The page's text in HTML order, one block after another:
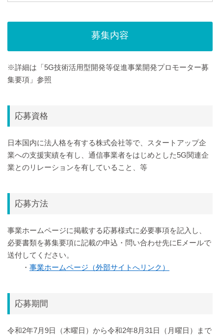
募集内容
※詳細は「5G技術活用型開発等促進事業開発プロモーター募
集要項」参照
応募資格
日本国内に法人格を有する株式会社等で、スタートアップ企
業への支援実績を有し、通信事業者をはじめとした5G関連企
業とのリレーションを有していること、等
応募方法
事業ホームページに掲載する応募様式に必要事項を記入し、
必要書類を募集要項に記載の申込・問い合わせ先にEメールで
送付してください。
・ 事業ホームページ（外部サイトへリンク）
応募期間
令和2年7月9日（木曜日）から令和2年8月31日（月曜日）まで